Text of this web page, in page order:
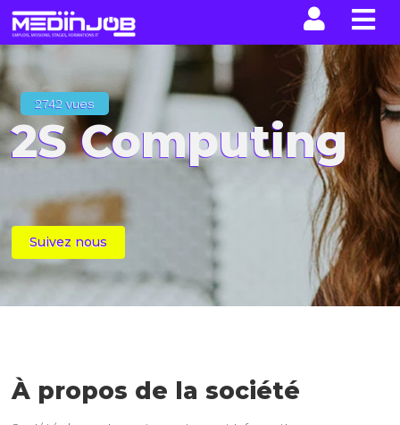
2742 vues
2S Computing
Suivez nous
À propos de la société